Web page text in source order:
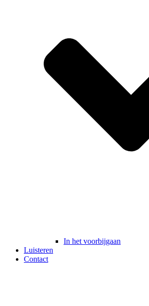
In het voorbijgaan
Luisteren
Contact